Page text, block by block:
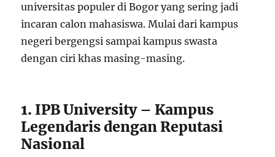
universitas populer di Bogor yang sering jadi
incaran calon mahasiswa. Mulai dari kampus
negeri bergengsi sampai kampus swasta
dengan ciri khas masing-masing.
1. IPB University – Kampus
Legendaris dengan Reputasi
Nasional